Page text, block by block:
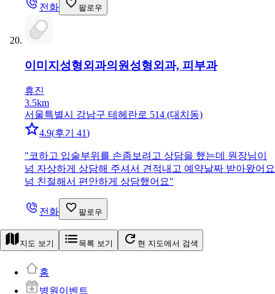
전화 팔로우
이미지성형외과의원 성형외과, 피부과
휴진
3.5km
서울특별시 강남구 테헤란로 514 (대치동)
4.9(후기 41)
"코하고 입술부위를 손좀보려고 상담을 했는데 원장님이
넘 자상하게 상담해 주셔서 견적내고 예약날짜 받아왔어요
넘 친절해서 편안하게 상담했어요"
전화 팔로우
지도 보기 목록 보기 현 지도에서 검색
홈
병원이벤트